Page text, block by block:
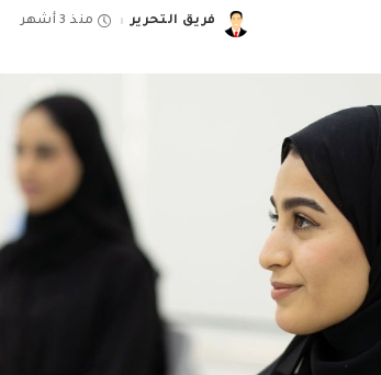
Posted
فريق التحرير منذ 3 أشهر